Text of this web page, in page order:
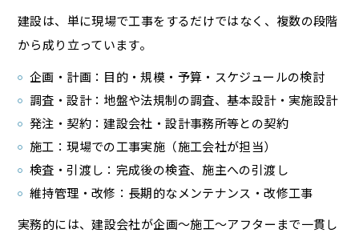
建設は、単に現場で工事をするだけではなく、複数の段階
から成り立っています。
企画・計画：目的・規模・予算・スケジュールの検討
調査・設計：地盤や法規制の調査、基本設計・実施設計
発注・契約：建設会社・設計事務所等との契約
施工：現場での工事実施（施工会社が担当）
検査・引渡し：完成後の検査、施主への引渡し
維持管理・改修：長期的なメンテナンス・改修工事
実務的には、建設会社が企画〜施工〜アフターまで一貫し